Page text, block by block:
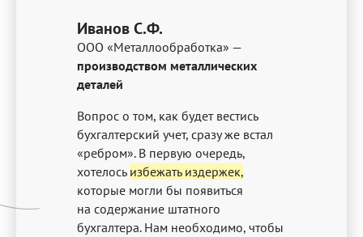
Иванов С.Ф.
ООО «Металлообработка» —
производством металлических
деталей
Вопрос о том, как будет вестись
бухгалтерский учет, сразу же встал
«ребром». В первую очередь,
хотелось избежать издержек,
которые могли бы появиться
на содержание штатного
бухгалтера. Нам необходимо, чтобы